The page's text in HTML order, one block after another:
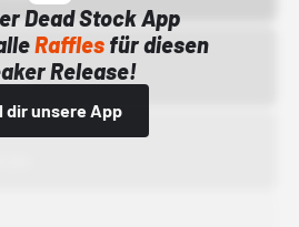
Dead Stock App
Rafflesfür diesen
Release!
dir unsere App
Uhr